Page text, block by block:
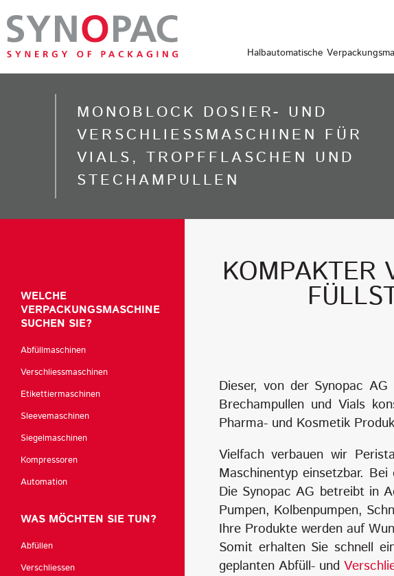
Halbautomatische
MONOBLOCK DOSIER- UND
VERSCHLIESSMASCHINEN FÜR
VIALS, TROPFFLASCHEN UND
STECHAMPULLEN
WELCHE
VERPACKUNGSMASCHINE
SUCHEN SIE?
Abfüllmaschinen
Verschliessmaschinen
Etikettiermaschinen
Sleevemaschinen
Siegelmaschinen
Kompressoren
Automation
WAS MÖCHTEN SIE TUN?
Abfüllen
Verschliessen
KOMPAKTER
Dieser, von der Synopac
Brechampullen und Vials
Pharma- und Kosmetik
Vielfach verbauen wir
Maschinentyp einsetzbar.
Die Synopac AG betreibt in
Pumpen, Kolbenpumpen,
Ihre Produkte werden auf
Somit erhalten Sie schnell
geplanten Abfüll- und